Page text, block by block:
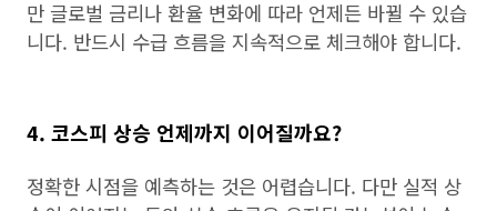
만 글로벌 금리나 환율 변화에 따라 언제든 바뀔 수 있습
니다. 반드시 수급 흐름을 지속적으로 체크해야 합니다.
4. 코스피 상승 언제까지 이어질까요?
정확한 시점을 예측하는 것은 어렵습니다. 다만 실적 상